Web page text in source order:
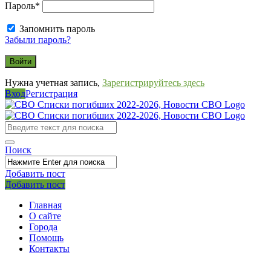
Пароль*
Запомнить пароль
Забыли пароль?
Нужна учетная запись, Зарегистрируйтесь здесь
ВходРегистрация
СВО
Списки
погибших
2022-
2026,
Новости
СВО
Поиск
Добавить пост
Мобильное
меню
Выйти
Добавить пост
Главная
О сайте
Города
Помощь
Контакты